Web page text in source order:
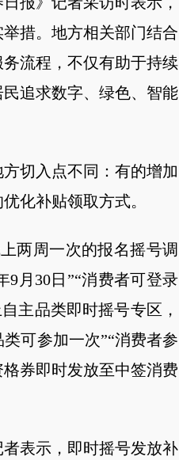
措。地方相关部门结合
流程，不仅有助于持续
追求数字、绿色、智能
切入点不同：有的增加
化补贴领取方式。
两周一次的报名摇号调
9月30日”“消费者可登录
主品类即时摇号专区，
可参加一次”“消费者参
券即时发放至中签消费
表示，即时摇号发放补